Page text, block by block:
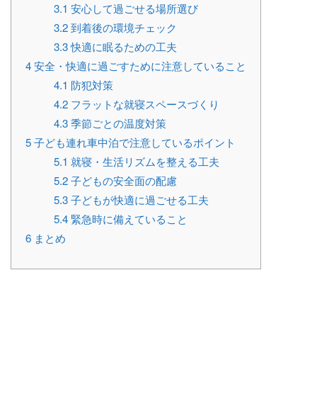
3.1 安心して過ごせる場所選び
3.2到着後の環境チェック
3.3快適に眠るための工夫
4安全・快適に過ごすために注意していること
4.1 防犯対策
4.2 フラットな就寝スペースづくり
4.3季節ごとの温度対策
5子ども連れ車中泊で注意しているポイント
5.1 就寝・生活リズムを整える工夫
5.2子どもの安全面の配慮
5.3子どもが快適に過ごせる工夫
5.4 緊急時に備えていること
6 まとめ